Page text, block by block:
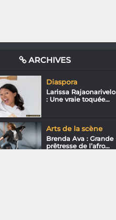
ARCHIVES
Diaspora
Larissa Rajaonarivelo
: Une vraie toquée...
Arts de la scène
Brenda Ava : Grande
prêtresse de l’afro...